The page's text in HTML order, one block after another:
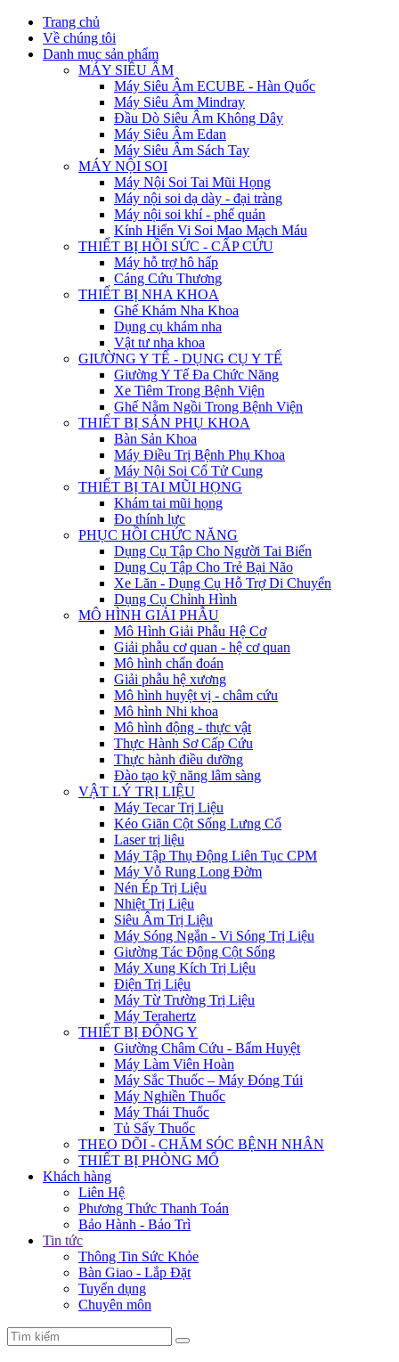
Trang chủ
Về chúng tôi
Danh mục sản phẩm
MÁY SIÊU ÂM
Máy Siêu Âm ECUBE - Hàn Quốc
Máy Siêu Âm Mindray
Đầu Dò Siêu Âm Không Dây
Máy Siêu Âm Edan
Máy Siêu Âm Sách Tay
MÁY NỘI SOI
Máy Nội Soi Tai Mũi Họng
Máy nội soi dạ dày - đại tràng
Máy nội soi khí - phế quản
Kính Hiển Vi Soi Mao Mạch Máu
THIẾT BỊ HỒI SỨC - CẤP CỨU
Máy hỗ trợ hô hấp
Cáng Cứu Thương
THIẾT BỊ NHA KHOA
Ghế Khám Nha Khoa
Dụng cụ khám nha
Vật tư nha khoa
GIƯỜNG Y TẾ - DỤNG CỤ Y TẾ
Giường Y Tế Đa Chức Năng
Xe Tiêm Trong Bệnh Viện
Ghế Nằm Ngồi Trong Bệnh Viện
THIẾT BỊ SẢN PHỤ KHOA
Bàn Sản Khoa
Máy Điều Trị Bệnh Phụ Khoa
Máy Nội Soi Cổ Tử Cung
THIẾT BỊ TAI MŨI HỌNG
Khám tai mũi họng
Đo thính lực
PHỤC HỒI CHỨC NĂNG
Dụng Cụ Tập Cho Người Tai Biến
Dụng Cụ Tập Cho Trẻ Bại Não
Xe Lăn - Dụng Cụ Hỗ Trợ Di Chuyển
Dụng Cụ Chỉnh Hình
MÔ HÌNH GIẢI PHẪU
Mô Hình Giải Phẫu Hệ Cơ
Giải phẫu cơ quan - hệ cơ quan
Mô hình chẩn đoán
Giải phẫu hệ xương
Mô hình huyệt vị - châm cứu
Mô hình Nhi khoa
Mô hình động - thực vật
Thực Hành Sơ Cấp Cứu
Thực hành điều dưỡng
Đào tạo kỹ năng lâm sàng
VẬT LÝ TRỊ LIỆU
Máy Tecar Trị Liệu
Kéo Giãn Cột Sống Lưng Cổ
Laser trị liệu
Máy Tập Thụ Động Liên Tục CPM
Máy Vỗ Rung Long Đờm
Nén Ép Trị Liệu
Nhiệt Trị Liệu
Siêu Âm Trị Liệu
Máy Sóng Ngắn - Vi Sóng Trị Liệu
Giường Tác Động Cột Sống
Máy Xung Kích Trị Liệu
Điện Trị Liệu
Máy Từ Trường Trị Liệu
Máy Terahertz
THIẾT BỊ ĐÔNG Y
Giường Châm Cứu - Bấm Huyệt
Máy Làm Viên Hoàn
Máy Sắc Thuốc – Máy Đóng Túi
Máy Nghiền Thuốc
Máy Thái Thuốc
Tủ Sấy Thuốc
THEO DÕI - CHĂM SÓC BỆNH NHÂN
THIẾT BỊ PHÒNG MỔ
Khách hàng
Liên Hệ
Phương Thức Thanh Toán
Bảo Hành - Bảo Trì
Tin tức
Thông Tin Sức Khỏe
Bàn Giao - Lắp Đặt
Tuyển dụng
Chuyên môn